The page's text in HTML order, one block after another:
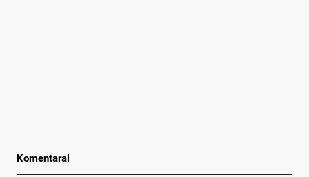
Komentarai